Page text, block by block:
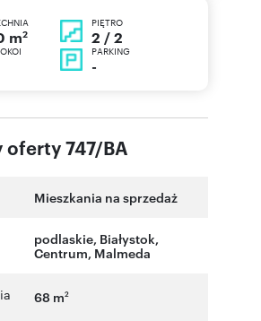
m2
PIĘTRO
2 / 2
PARKING
-
oferty 747/BA
Mieszkania na sprzedaż
podlaskie, Białystok,
Centrum, Malmeda
68 m2